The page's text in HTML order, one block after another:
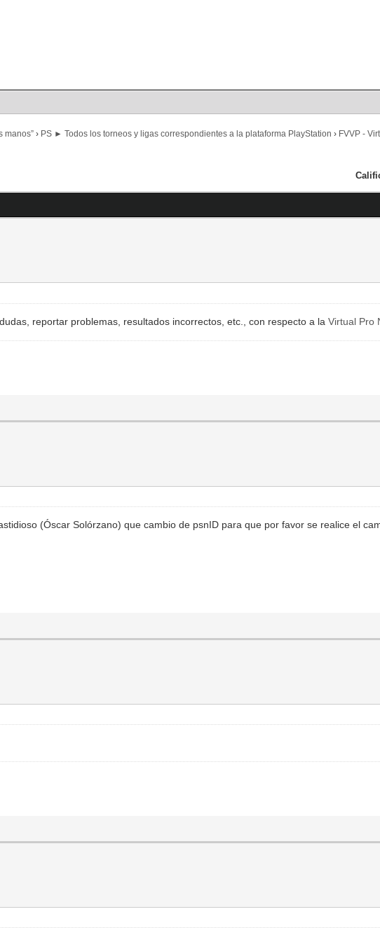
manos” › PS ► Todos los torneos y ligas correspondientes a la plataforma PlayStation › FVVP -
reportar problemas, resultados incorrectos, etc., con respecto a laVirtual Pro
(Óscar Solórzano) que cambio de psnID para que por favor se realice el